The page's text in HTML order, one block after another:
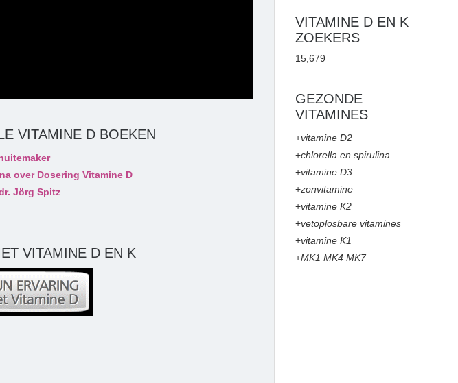
VITAMINE D BOEKEN
over Dosering Vitamine D
Jörg Spitz
VITAMINE D EN K
VITAMINE D EN K
ZOEKERS
15,679
GEZONDE
VITAMINES
+vitamine D2
+chlorella en spirulina
+vitamine D3
+zonvitamine
+vitamine K2
+vetoplosbare vitamines
+vitamine K1
+MK1 MK4 MK7